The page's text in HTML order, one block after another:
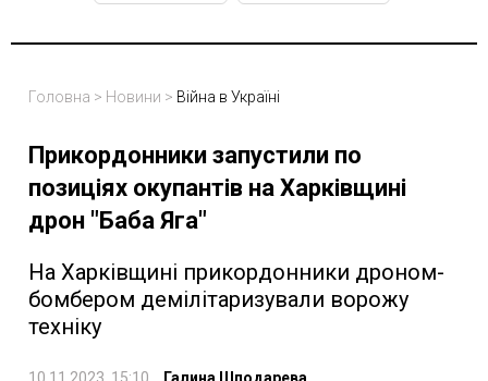
Головна > Новини > Війна в Україні
Прикордонники запустили по
позиціях окупантів на Харківщині
дрон "Баба Яга"
На Харківщині прикордонники дроном-
бомбером демілітаризували ворожу
техніку